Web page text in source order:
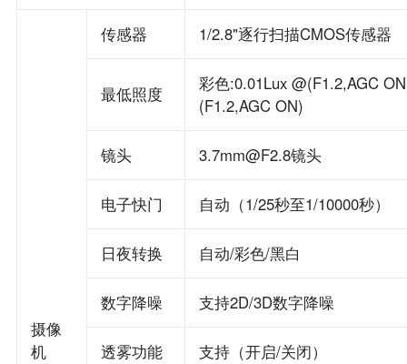
摄像
机
传感器 1/2.8"逐行扫描CMOS传感器
最低照度
彩色:0.01Lux @(F1.2,AGC
(F1.2,AGC ON)
镜头 3.7mm@F2.8镜头
电子快门 自动（1/25秒至1/10000秒）
日夜转换 自动/彩色/黑白
数字降噪 支持2D/3D数字降噪
透雾功能 支持（开启/关闭）